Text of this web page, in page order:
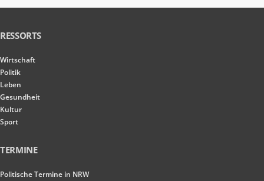
RESSORTS
Wirtschaft
Politik
Leben
Gesundheit
Kultur
Sport
TERMINE
Politische Termine in NRW